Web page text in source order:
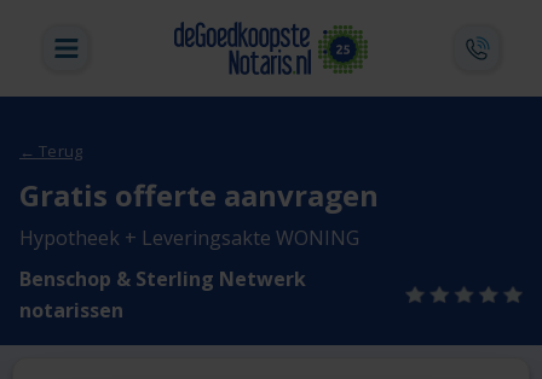
← Terug
Gratis offerte aanvragen
Hypotheek + Leveringsakte WONING
Benschop & Sterling Netwerk
notarissen